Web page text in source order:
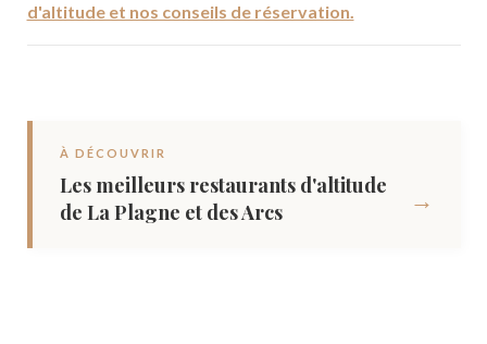
d'altitude et nos conseils de réservation.
À DÉCOUVRIR
Les meilleurs restaurants d'altitude
de La Plagne et des Arcs
→